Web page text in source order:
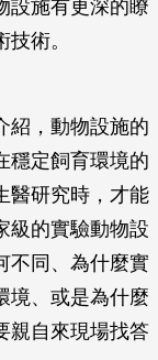
設施有更深的瞭
術。
紹，動物設施的
穩定飼育環境的
醫研究時，才能
級的實驗動物設
不同、為什麼實
境、或是為什麼
親自來現場找答